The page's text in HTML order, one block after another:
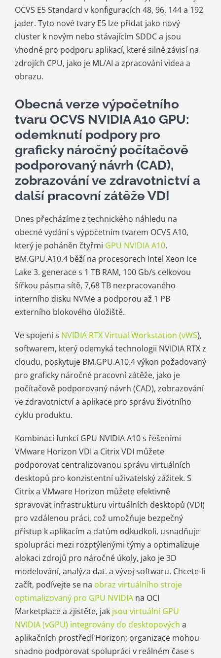
OCVS E5 Standard v konfiguracích 48, 96, 144 a 192
jader. Tyto nové tvary E5 lze přidat jako nový
cluster k novým nebo stávajícím SDDC a jsou
vhodné pro podporu aplikací, které silně závisí na
zdrojích CPU, jako je ML/AI a zpracování videa a
obrazu.
Obecná verze výpočetního
tvaru OCVS NVIDIA A10 GPU:
odemknutí podpory pro
graficky náročný počítačově
podporovaný návrh (CAD),
zobrazování ve zdravotnictví a
další pracovní zátěže VDI
Dnes přecházíme z technického náhledu na
obecné vydání s výpočetním tvarem OCVS A10,
který je poháněn čtyřmi GPU NVIDIA A10.
BM.GPU.A10.4 běží na procesorech Intel Xeon Ice
Lake 3. generace s 1 TB RAM, 100 Gb/s celkovou
šířkou pásma sítě, 7,68 TB nezpracovaného
interního disku NVMe a podporou až 1 PB
externího blokového úložiště.
Ve spojení s NVIDIA RTXVirtual Workstation (vWS),
softwarem, který odemyká technologii NVIDIA RTX z
cloudu, poskytuje BM.GPU.A10.4 výkon požadovaný
pro graficky náročné pracovní zátěže, jako je
počítačově podporovaný návrh (CAD), zobrazování
ve zdravotnictví a aplikace pro správu životního
cyklu produktu.
Kombinací funkcí GPU NVIDIA A10 s řešeními
VMware Horizon VDI a Citrix VDI můžete
podporovat centralizovanou správu virtuálních
desktopů pro konzistentní uživatelský zážitek. S
Citrix a VMware Horizon můžete efektivně
spravovat infrastrukturu virtuálních desktopů (VDI)
pro vzdálenou práci, což umožňuje bezpečný
přístup k aplikacím a datům odkudkoli, usnadňuje
spolupráci mezi rozptýlenými týmy a optimalizuje
alokaci zdrojů pro náročné úkoly, jako je 3D
modelování, analýza dat. a vývoj softwaru. Chcete-li
začít, podívejte se na obraz virtuálního stroje
optimalizovaný pro GPU NVIDIAna OCI
Marketplace a zjistěte, jak jsou virtuální GPU
NVIDIA (vGPU) integrovány do desktopových a
aplikačních prostředí Horizon; organizace mohou
snadno podporovat spolupráci v reálném čase s